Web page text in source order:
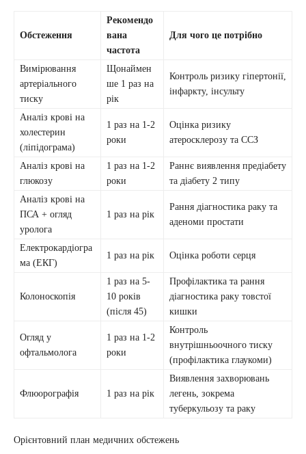
Обстеження
Рекомендо
вана
частота
Для чого це потрібно
Вимірювання
артеріального
тиску
Щонаймен
ше 1 раз на
рік
Контроль ризику гіпертонії,
інфаркту, інсульту
Аналіз крові на
холестерин
(ліпідограма)
1 раз на 1-2
роки
Оцінка ризику
атеросклерозу та ССЗ
Аналіз крові на
глюкозу
1 раз на 1-2
роки
Раннє виявлення предіабету
та діабету 2 типу
Аналіз крові на
ПСА + огляд
уролога
1 раз на рік
Рання діагностика раку та
аденоми простати
Електрокардіогра
ма (ЕКГ)
1 раз на рік Оцінка роботи серця
Колоноскопія
1 раз на 5-
10 років
(після 45)
Профілактика та рання
діагностика раку товстої
кишки
Огляд у
офтальмолога
1 раз на 1-2
роки
Контроль
внутрішньоочного тиску
(профілактика глаукоми)
Флюорографія 1 раз на рік
Виявлення захворювань
легень, зокрема
туберкульозу та раку
Орієнтовний план медичних обстежень